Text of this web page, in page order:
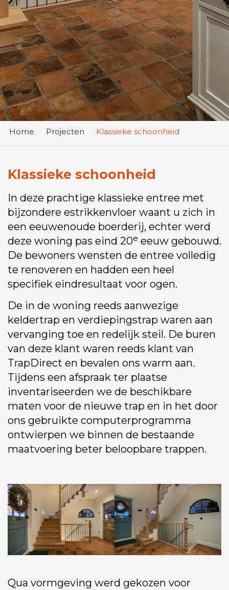
Home Projecten Klassieke schoonheid
Klassieke schoonheid
In deze prachtige klassieke entree met
bijzondere estrikkenvloer waant u zich in
een eeuwenoude boerderij, echter werd
deze woning pas eind 20e eeuw gebouwd.
De bewoners wensten de entree volledig
te renoveren en hadden een heel
specifiek eindresultaat voor ogen.
De in de woning reeds aanwezige
keldertrap en verdiepingstrap waren aan
vervanging toe en redelijk steil. De buren
van deze klant waren reeds klant van
TrapDirect en bevalen ons warm aan.
Tijdens een afspraak ter plaatse
inventariseerden we de beschikbare
maten voor de nieuwe trap en in het door
ons gebruikte computerprogramma
ontwierpen we binnen de bestaande
maatvoering beter beloopbare trappen.
Qua vormgeving werd gekozen voor